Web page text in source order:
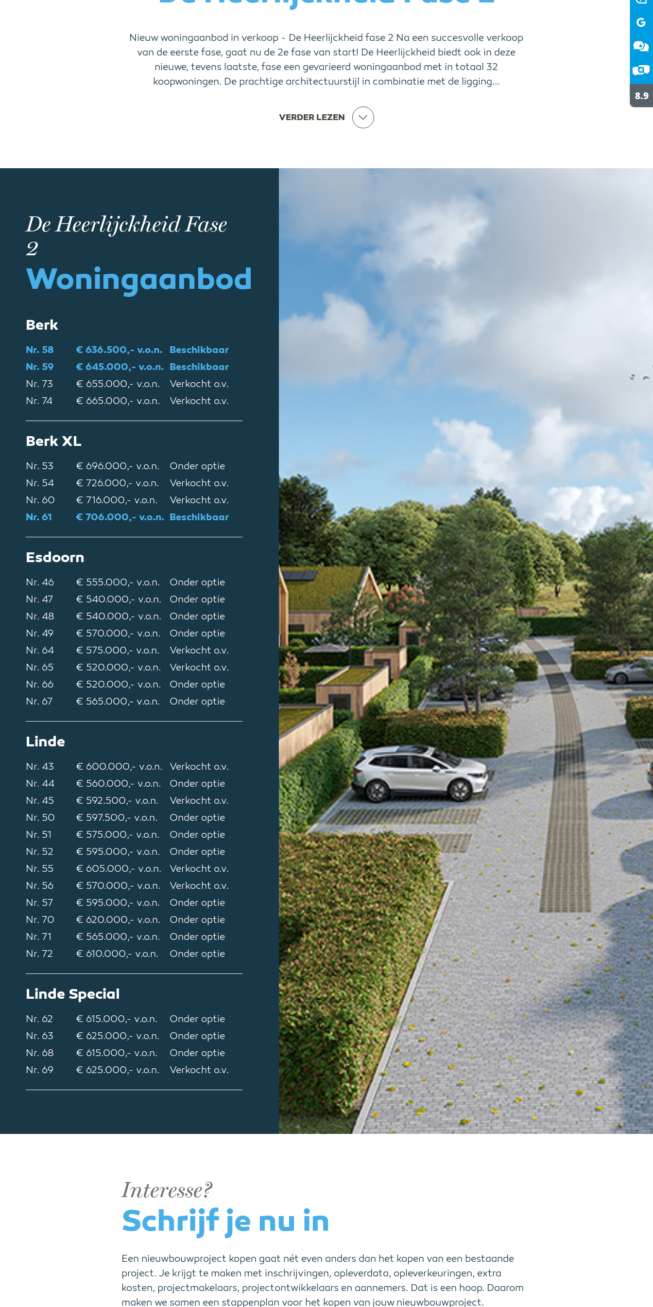
Nieuw woningaanbod in verkoop - De Heerlijckheid fase 2 Na een succesvolle verkoop
van de eerste fase, gaat nu de 2e fase van start! De Heerlijckheid biedt ook in deze
nieuwe, tevens laatste, fase een gevarieerd woningaanbod met in totaal 32
koopwoningen. De prachtige architectuurstijl in combinatie met de ligging...
VERDER LEZEN
De Heerlijckheid Fase
2
Woningaanbod
Berk
Nr. 58 € 636.500,- v.o.n.
Beschikbaar
Nr. 59
€ 645.000,- v.o.n. Beschikbaar
Nr. 73 € 655.000,- v.o.n.
Verkocht o.v.
Nr. 74
€ 665.000,- v.o.n. Verkocht o.v.
Berk XL
Nr. 53 € 696.000,- v.o.n.
Onder optie
Nr. 54
€ 726.000,- v.o.n.
Verkocht o.v.
Nr. 60
€ 716.000,- v.o.n. Verkocht o.v.
Nr. 61 € 706.000,- v.o.n. Beschikbaar
Esdoorn
Nr. 46 € 555.000,- v.o.n.
Onder optie
Nr. 47
€ 540.000,- v.o.n.
Onder optie
Nr. 48
€ 540.000,- v.o.n.
Onder optie
Nr. 49
€ 570.000,- v.o.n.
Onder optie
Nr. 64
€ 575.000,- v.o.n.
Verkocht o.v.
Nr. 65
€ 520.000,- v.o.n.
Verkocht o.v.
Nr. 66
€ 520.000,- v.o.n.
Onder optie
Nr. 67
€ 565.000,- v.o.n. Onder optie
Linde
Nr. 43 € 600.000,- v.o.n.
Verkocht o.v.
Nr. 44
€ 560.000,- v.o.n.
Onder optie
Nr. 45
€ 592.500,- v.o.n.
Verkocht o.v.
Nr. 50
€ 597.500,- v.o.n.
Onder optie
Nr. 51
€ 575.000,- v.o.n.
Onder optie
Nr. 52
€ 595.000,- v.o.n.
Onder optie
Nr. 55
€ 605.000,- v.o.n.
Verkocht o.v.
Nr. 56
€ 570.000,- v.o.n.
Verkocht o.v.
Nr. 57
€ 595.000,- v.o.n.
Onder optie
Nr. 70
€ 620.000,- v.o.n.
Onder optie
Nr. 71
€ 565.000,- v.o.n.
Onder optie
Nr. 72
€ 610.000,- v.o.n. Onder optie
Linde Special
Nr. 62 € 615.000,- v.o.n.
Onder optie
Nr. 63
€ 625.000,- v.o.n.
Onder optie
Nr. 68
€ 615.000,- v.o.n.
Onder optie
Nr. 69
€ 625.000,- v.o.n. Verkocht o.v.
Interesse?
Schrijf je nu in
Een nieuwbouwproject kopen gaat nét even anders dan het kopen van een bestaande
project. Je krijgt te maken met inschrijvingen, opleverdata, opleverkeuringen, extra
kosten, projectmakelaars, projectontwikkelaars en aannemers. Dat is een hoop. Daarom
maken we samen een stappenplan voor het kopen van jouw nieuwbouwproject.